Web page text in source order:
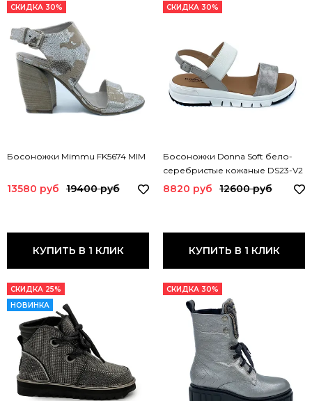
СКИДКА 30%
Босоножки Mimmu FK5674 MIM
13580 руб 19400 руб
КУПИТЬ В 1 КЛИК
СКИДКА 30%
Босоножки Donna Soft бело-
серебристые кожаные DS23-V2
DS
8820 руб 12600 руб
КУПИТЬ В 1 КЛИК
СКИДКА 25%
НОВИНКА
СКИДКА 30%